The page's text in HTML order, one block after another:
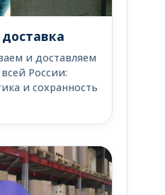
и доставляем
России:
и сохранность